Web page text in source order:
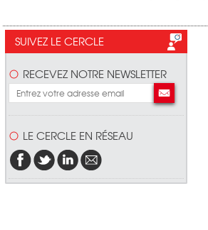
SUIVEZ LE CERCLE
RECEVEZ NOTRE NEWSLETTER
LE CERCLE EN RÉSEAU